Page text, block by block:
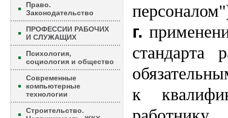
Право.
Законодательство
ПРОФЕССИИ РАБОЧИХ
И СЛУЖАЩИХ
Психология,
социология и общество
Современные
компьютерные
технологии
Строительство.
г.
стандарта
к